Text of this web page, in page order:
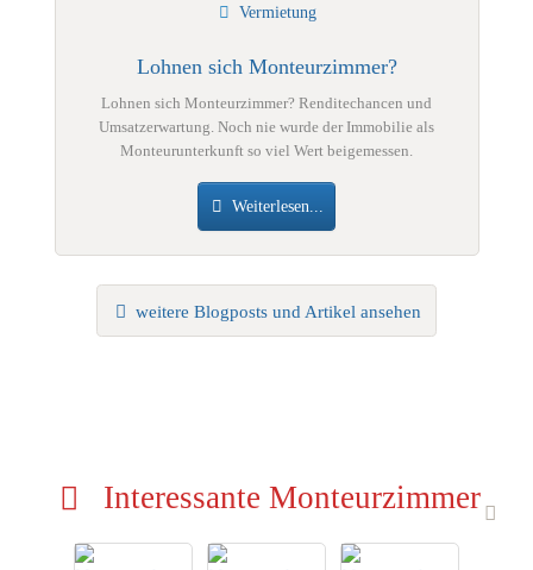
Lohnen sich Monteurzimmer?
Vermietung
Lohnen sich Monteurzimmer? Renditechancen und
Umsatzerwartung. Noch nie wurde der Immobilie als
Monteurunterkunft so viel Wert beigemessen.
Weiterlesen...
weitere Blogposts und Artikel ansehen
Interessante Monteurzimmer